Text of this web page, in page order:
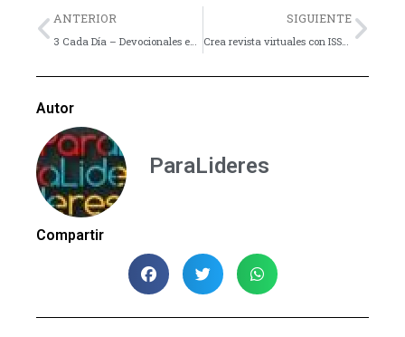
Previo
ANTERIOR
3 Cada Día – Devocionales en Video para Jóvenes y Adolescentes
SIGUIENTE
Crea revista virtuales con ISSUU
Autor
ParaLideres
Compartir